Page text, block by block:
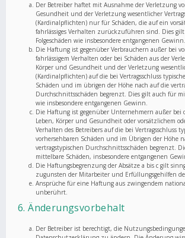
Der Betreiber haftet mit Ausnahme der Verletzung
Gesundheit und der Verletzung wesentlicher
(Kardinalpflichten) nur für Schäden, die auf ein
fahrlässiges Verhalten zurückzuführen sind. Dies
Folgeschäden wie insbesondere entgangenen Gewinn.
Die Haftung ist gegenüber Verbrauchern außer bei
fahrlässigem Verhalten oder bei Schäden aus der
Körper und Gesundheit und der Verletzung
(Kardinalpflichten) auf die bei Vertragsschluss
Schäden und im übrigen der Höhe nach auf die
Durchschnittsschäden begrenzt. Dies gilt auch für
wie insbesondere entgangenen Gewinn.
Die Haftung ist gegenüber Unternehmern außer bei
Leben, Körper und Gesundheit oder vorsätzlichem
Verhalten des Betreibers auf die bei Vertragsschluss
vorhersehbaren Schäden und im Übrigen der Höhe
vertragstypischen Durchschnittsschäden begrenzt.
mittelbare Schäden, insbesondere entgangenen
Die Haftungsbegrenzung der Absätze a bis c gilt
zugunsten der Mitarbeiter und Erfüllungsgehilfen
Ansprüche für eine Haftung aus zwingendem
unberührt.
6. Änderungsvorbehalt
Der Betreiber ist berechtigt, die